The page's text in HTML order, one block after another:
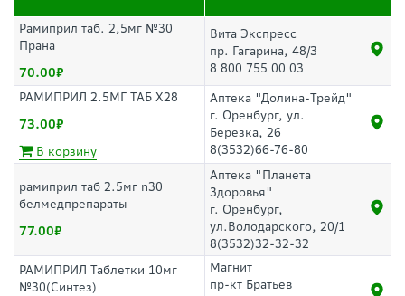
Рамиприл таб. 2,5мг №30
Прана
70.00
Вита Экспресс
пр. Гагарина, 48/3
8 800 755 00 03
РАМИПРИЛ 2.5МГ ТАБ Х28
73.00
В корзину
Аптека "Долина-Трейд"
г. Оренбург, ул.
Березка, 26
8(3532)66-76-80
рамиприл таб 2.5мг n30
белмедпрепараты
77.00
Аптека "Планета
Здоровья"
г. Оренбург,
ул.Володарского, 20/1
8(3532)32-32-32
РАМИПРИЛ Таблетки 10мг
№30(Синтез)
Магнит
пр-кт Братьев